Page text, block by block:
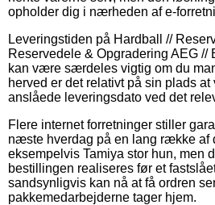
opholder dig i nærheden af e-
Leveringstiden på Hardball //
Reservedele & Opgradering AEG //
kan være særdeles vigtig om du
herved er det relativt på sin plads
anslåede leveringsdato ved det
Flere internet forretninger stiller
næste hverdag på en lang række af
eksempelvis Tamiya stor hun, men
bestillingen realiseres før et
sandsynligvis kan nå at få ordren
pakkemedarbejderne tager hjem.